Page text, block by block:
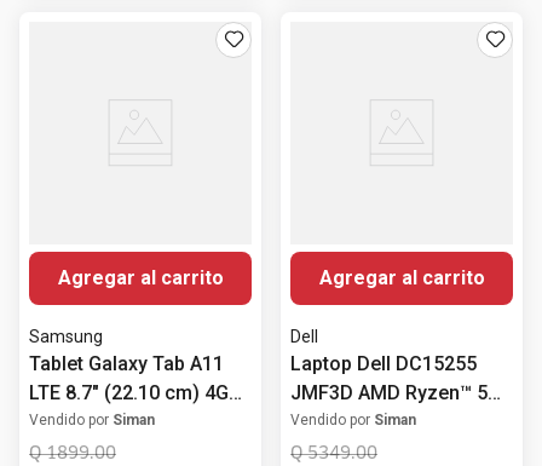
Agregar al carrito
Samsung
Tablet Galaxy Tab A11
LTE 8.7" (22.10 cm) 4GB
RAM 64GB ROM Gris
Vendido por Siman
Q 1899.00
Agregar al carrito
Dell
Laptop Dell DC15255
JMF3D AMD Ryzen™ 5
7520U 8GB RAM 512GB
ROM Windows 11 15.6"
Vendido por Siman
Q 5349.00